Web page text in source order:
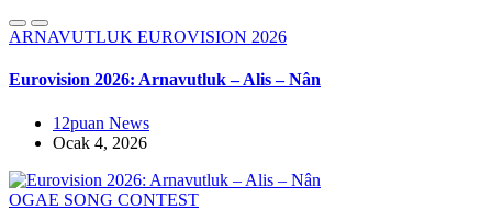
ARNAVUTLUK EUROVISION 2026
Eurovision 2026: Arnavutluk – Alis – Nân
12puan News
Ocak 4, 2026
OGAE SONG CONTEST